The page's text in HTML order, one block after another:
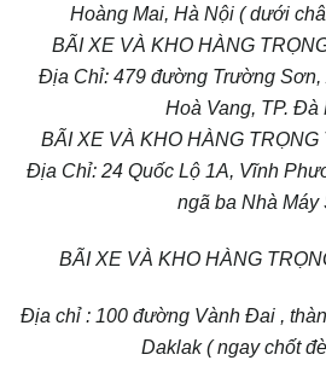
Hoàng Mai, Hà Nội ( dưới
BÃI XE VÀ KHO HÀNG
Địa Chỉ: 479 đường Trường Sơn,
Hoà Vang, TP. Đà
BÃI XE VÀ KHO HÀNG TRỌNG
Địa Chỉ: 24 Quốc Lộ 1A, Vĩnh
ngã ba Nhà Máy
BÃI XE VÀ KHO HÀNG
Địa chỉ : 100 đường Vành Đai ,
Daklak ( ngay chốt